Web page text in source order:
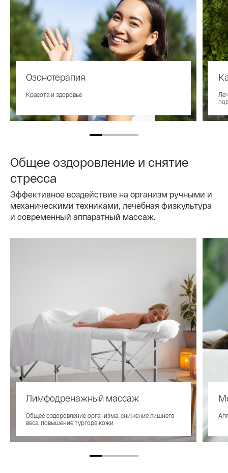
Озонотерапия
Красота и здоровье
Общее оздоровление и снятие
стресса
Эффективное воздействие на организм ручными и
механическими техниками, лечебная физкультура
и современный аппаратный массаж.
Лимфодренажный массаж
Общее оздоровление организма, снижение лишнего
веса, повышение тургора кожи